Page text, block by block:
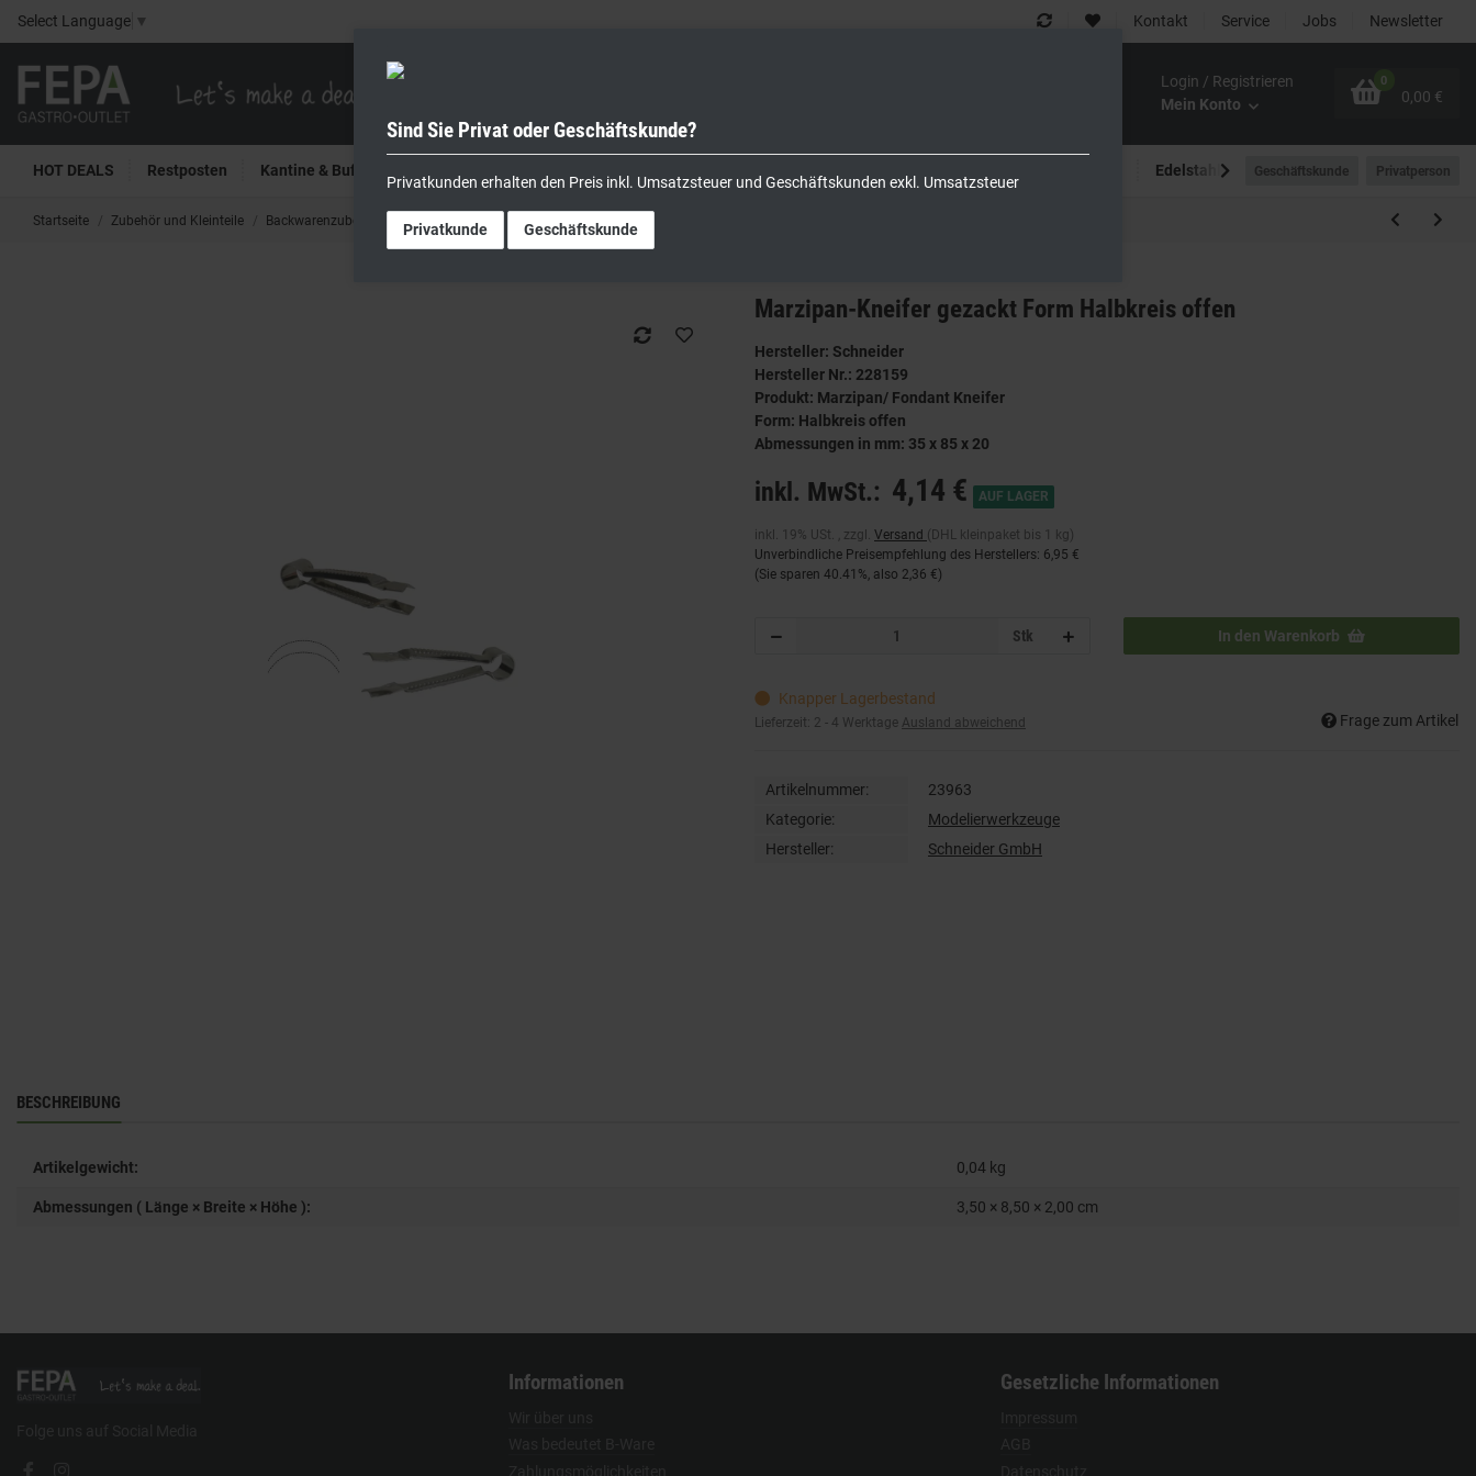
Select Language ▼ Kontakt Service Jobs Newsletter
Login / Registrieren
Mein Konto
0
0,00 €
HOT DEALS Restposten Kantine & Buffet Edelstahlmöbel Outdoor-Bereich
Geschäftskunde Privatperson
Startseite Zubehör und Kleinteile Backwarenzubehör Modelierwerkzeuge Marzipan-Kneifer gezackt Form Halbkreis offen
Marzipan-Kneifer gezackt Form Halbkreis offen
Hersteller: Schneider
Hersteller Nr.: 228159
Produkt: Marzipan/ Fondant Kneifer
Form: Halbkreis offen
Abmessungen in mm: 35 x 85 x 20
inkl. MwSt.: 4,14 € AUF LAGER
inkl. 19% USt. , zzgl. Versand (DHL kleinpaket bis 1 kg)
Unverbindliche Preisempfehlung des Herstellers: 6,95 €
(Sie sparen 40.41%, also 2,36 €)
Stk In den Warenkorb
Knapper Lagerbestand
Lieferzeit: 2 - 4 Werktage Ausland abweichend Frage zum Artikel
Artikelnummer:
23963
Kategorie:
Modelierwerkzeuge
Hersteller:
Schneider GmbH
BESCHREIBUNG
Artikelgewicht: 0,04 kg
Abmessungen ( Länge × Breite × Höhe ): 3,50 × 8,50 × 2,00 cm
Informationen Gesetzliche Informationen
Sind Sie Privat oder Geschäftskunde?
Privatkunden erhalten den Preis inkl. Umsatzsteuer und Geschäftskunden exkl. Umsatzsteuer
Privatkunde Geschäftskunde